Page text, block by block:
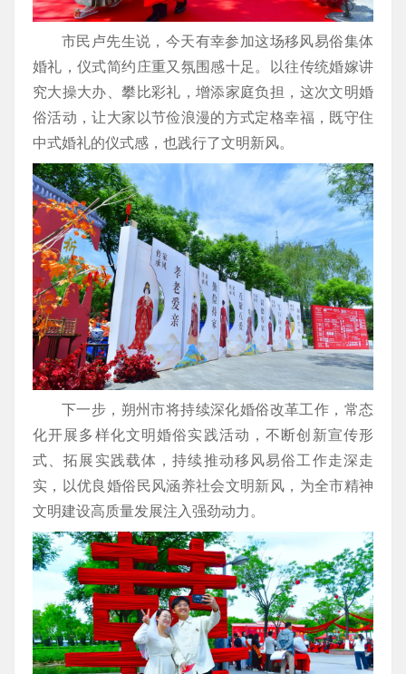
市民卢先生说，今天有幸参加这场移风易俗集体
婚礼，仪式简约庄重又氛围感十足。以往传统婚嫁讲
究大操大办、攀比彩礼，增添家庭负担，这次文明婚
俗活动，让大家以节俭浪漫的方式定格幸福，既守住
中式婚礼的仪式感，也践行了文明新风。
下一步，朔州市将持续深化婚俗改革工作，常态
化开展多样化文明婚俗实践活动，不断创新宣传形
式、拓展实践载体，持续推动移风易俗工作走深走
实，以优良婚俗民风涵养社会文明新风，为全市精神
文明建设高质量发展注入强劲动力。